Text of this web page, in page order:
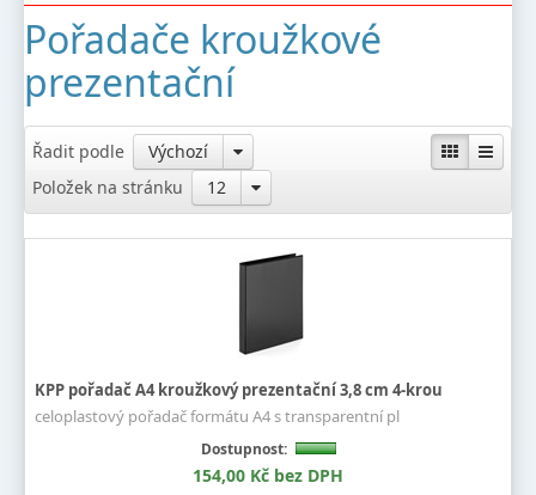
Pořadače kroužkové
prezentační
Řadit podle
Výchozí
Položek na stránku
12
KPP pořadač A4 kroužkový prezentační 3,8 cm 4-krou
celoplastový pořadač formátu A4 s transparentní pl
Dostupnost:
154,00 Kč bez DPH